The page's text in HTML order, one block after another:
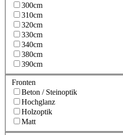
300cm
310cm
320cm
330cm
340cm
380cm
390cm
Fronten
Beton / Steinoptik
Hochglanz
Holzoptik
Matt